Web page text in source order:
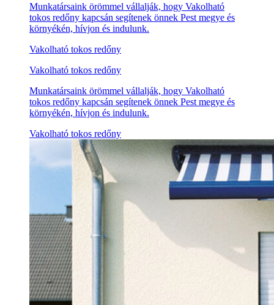
Munkatársaink örömmel vállalják, hogy Vakolható
tokos redőny kapcsán segítenek önnek Pest megye és
környékén, hívjon és indulunk.
Vakolható tokos redőny
Vakolható tokos redőny
Munkatársaink örömmel vállalják, hogy Vakolható
tokos redőny kapcsán segítenek önnek Pest megye és
környékén, hívjon és indulunk.
Vakolható tokos redőny